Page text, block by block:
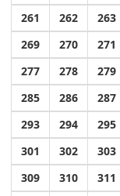
261
262 263
269
270 271
277
278 279
285
286 287
293
294 295
301
302 303
309
310 311